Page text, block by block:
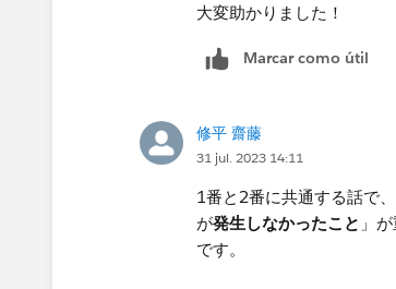
大変助かりました！
Marcar como útil
修平 齋藤
31 jul. 2023 14:11
1番と2番に共通する話で
が発生しなかったこと 」​
です。